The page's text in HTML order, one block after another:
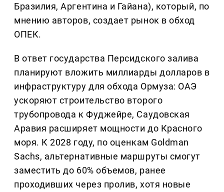
Бразилия, Аргентина и Гайана), который, по
мнению авторов, создает рынок в обход
ОПЕК.
В ответ государства Персидского залива
планируют вложить миллиарды долларов в
инфраструктуру для обхода Ормуза: ОАЭ
ускоряют строительство второго
трубопровода к Фуджейре, Саудовская
Аравия расширяет мощности до Красного
моря. К 2028 году, по оценкам Goldman
Sachs, альтернативные маршруты смогут
заместить до 60% объемов, ранее
проходивших через пролив, хотя новые